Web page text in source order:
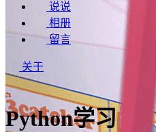
说说
相册
留言
关于
Python学习